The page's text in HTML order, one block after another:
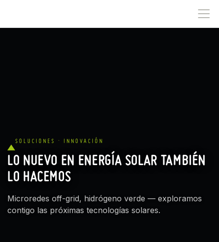
SOLUCIONES · INNOVACIÓN
LO NUEVO EN ENERGÍA SOLAR TAMBIÉN
LO HACEMOS
Microredes off-grid, hidrógeno verde — exploramos
contigo las próximas tecnologías solares.